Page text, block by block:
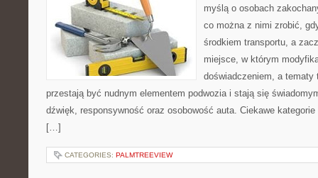
myślą o osobach
co można z nimi zrobić,
środkiem transportu, a
miejsce, w którym
doświadczeniem, a tematy
przestają być nudnym elementem podwozia i stają się
dźwięk, responsywność oraz osobowość auta. Ciekawe
[…]
CATEGORIES: PALMTREEVIEW